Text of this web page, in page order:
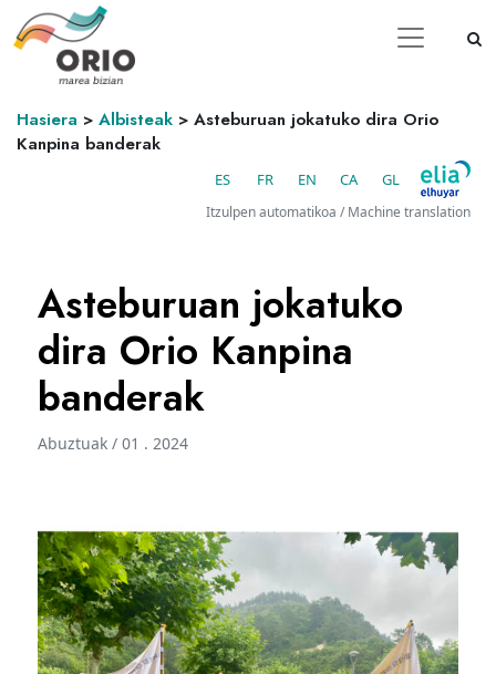
Hasiera > Albisteak > Asteburuan jokatuko dira Orio
Kanpina banderak
ES FR EN CA GL
Itzulpen automatikoa / Machine translation
Asteburuan jokatuko
dira Orio Kanpina
banderak
Abuztuak / 01 . 2024